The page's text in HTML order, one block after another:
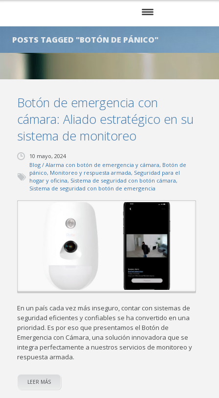
INICIO
SERVICIOS
CLIENTES
CONTÁCTENOS
POSTS TAGGED "BOTÓN DE PÁNICO"
Botón de emergencia con
cámara: Aliado estratégico en su
sistema de monitoreo
10 mayo, 2024
Blog /Alarma con botón de emergencia y cámara, Botón de
pánico, Monitoreo y respuesta armada, Seguridad para el
hogar y oficina, Sistema de seguridad con botón cámara,
Sistema de seguridad con botón de emergencia
En un país cada vez más inseguro, contar con sistemas de
seguridad eficientes y confiables se ha convertido en una
prioridad. Es por eso que presentamos el Botón de
Emergencia con Cámara, una solución innovadora que se
integra perfectamente a nuestros servicios de monitoreo y
respuesta armada.
LEER MÁS